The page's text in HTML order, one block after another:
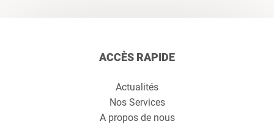
ACCÈS RAPIDE
Actualités
Nos Services
A propos de nous